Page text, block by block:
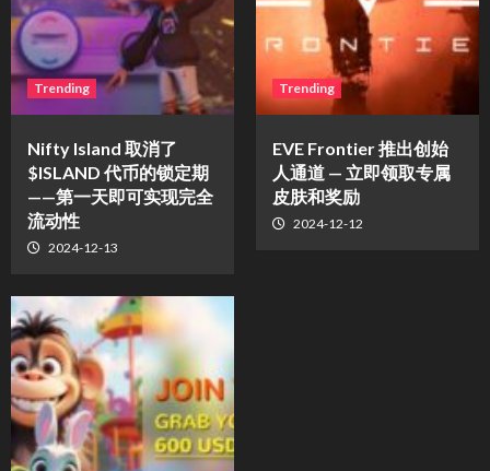
Trending
Nifty Island 取消了
$ISLAND 代币的锁定期
——第一天即可实现完全
流动性
2024-12-13
Trending
EVE Frontier 推出创始
人通道 — 立即领取专属
皮肤和奖励
2024-12-12